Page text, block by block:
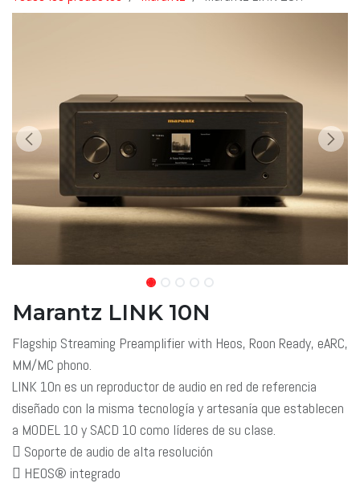
Marantz LINK 10N
Flagship Streaming Preamplifier with Heos, Roon Ready, eARC,
MM/MC phono.
LINK 10n es un reproductor de audio en red de referencia
diseñado con la misma tecnología y artesanía que establecen
a MODEL 10 y SACD 10 como líderes de su clase.
 Soporte de audio de alta resolución
 HEOS® integrado